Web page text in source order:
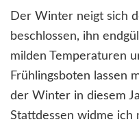
Der Winter neigt sich
beschlossen, ihn
milden Temperaturen
Frühlingsboten lassen
der Winter in diesem
Stattdessen widme ich